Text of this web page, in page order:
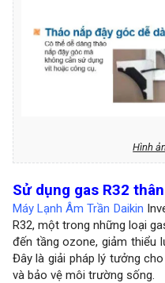
Hình
Sử dụng gas R32
Máy Lạnh Âm Trần Daikin
R32, một trong những loại
đến tầng ozone, giảm thiểu
Đây là giải pháp lý tưởng
và bảo vệ môi trường sống.